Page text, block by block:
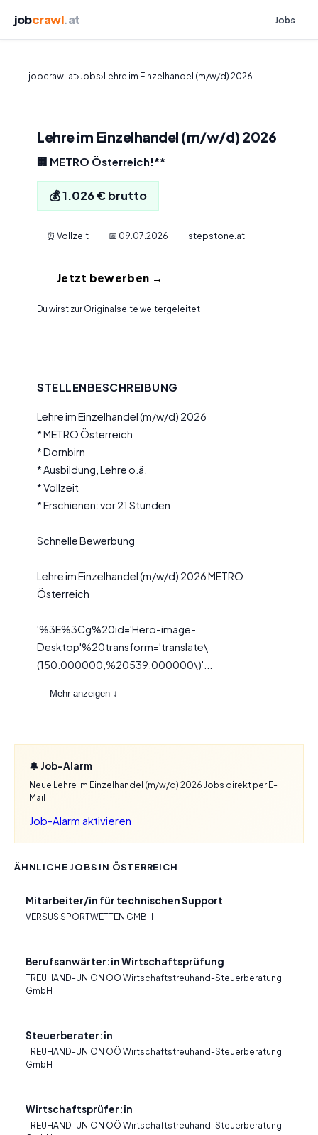
jobcrawl.at Jobs
jobcrawl.at›Jobs›Lehre im Einzelhandel (m/w/d) 2026
Lehre im Einzelhandel (m/w/d) 2026
🏢 METRO Österreich!**
💰 1.026 € brutto
⏰ Vollzeit 📅 09.07.2026 stepstone.at
Jetzt bewerben →
Du wirst zur Originalseite weitergeleitet
STELLENBESCHREIBUNG
Lehre im Einzelhandel (m/w/d) 2026
* METRO Österreich
* Dornbirn
* Ausbildung, Lehre o.ä.
* Vollzeit
* Erschienen: vor 21 Stunden
Schnelle Bewerbung
Lehre im Einzelhandel (m/w/d) 2026 METRO
Österreich
'%3E%3Cg%20id='Hero-image-
Desktop'%20transform='translate\
(150.000000,%20539.000000\)'...
Mehr anzeigen ↓
🔔 Job-Alarm
Neue Lehre im Einzelhandel (m/w/d) 2026 Jobs direkt per E-
Mail
Job-Alarm aktivieren
ÄHNLICHE JOBS IN ÖSTERREICH
Mitarbeiter/in für technischen Support
VERSUS SPORTWETTEN GMBH
Berufsanwärter:in Wirtschaftsprüfung
TREUHAND-UNION OÖ Wirtschaftstreuhand-Steuerberatung
GmbH
Steuerberater:in
TREUHAND-UNION OÖ Wirtschaftstreuhand-Steuerberatung
GmbH
Wirtschaftsprüfer:in
TREUHAND-UNION OÖ Wirtschaftstreuhand-Steuerberatung